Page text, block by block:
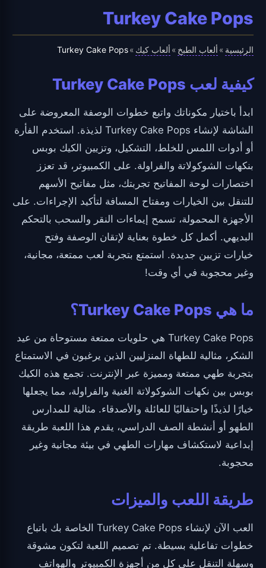
Turkey Cake Pops
الرئيسية » ألعاب الطبخ » ألعاب كيك »
Turkey Cake Pops
كيفية لعب Turkey Cake Pops
ابدأ باختيار مكوناتك واتبع خطوات الوصفة المعروضة على
الشاشة لإنشاء Turkey Cake Pops لذيذة. استخدم الفأرة
أو أدوات اللمس للخلط، التشكيل، وتزيين الكيك بوبس
بنكهات الشوكولاتة والفراولة. على الكمبيوتر، قد تعزز
اختصارات لوحة المفاتيح تجربتك، مثل مفاتيح الأسهم
للتنقل بين الخيارات ومفتاح المسافة لتأكيد الإجراءات. على
الأجهزة المحمولة، تسمح إيماءات النقر والسحب بالتحكم
البديهي. أكمل كل خطوة بعناية لإتقان الوصفة وفتح
خيارات تزيين جديدة. استمتع بتجربة لعب ممتعة، مجانية،
وغير محجوبة في أي وقت!
ما هي Turkey Cake Pops؟
Turkey Cake Pops هي حلويات ممتعة مستوحاة من عيد
الشكر، مثالية للطهاة المنزليين الذين يرغبون في الاستمتاع
بتجربة طهي ممتعة ومميزة عبر الإنترنت. تجمع هذه الكيك
بوبس بين نكهات الشوكولاتة الغنية والفراولة، مما يجعلها
خيارًا لذيذًا واحتفاليًا للعائلة والأصدقاء. مثالية للمدارس
الطهو أو أنشطة الصف الدراسي، يقدم هذا اللعبة طريقة
إبداعية لاستكشاف مهارات الطهي في بيئة مجانية وغير
محجوبة.
طريقة اللعب والميزات
العب الآن لإنشاء Turkey Cake Pops الخاصة بك باتباع
خطوات تفاعلية بسيطة. تم تصميم اللعبة لتكون مشوقة
وسهلة التنقل على كل من أجهزة الكمبيوتر والهواتف